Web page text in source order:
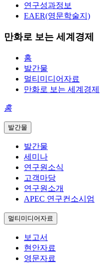
연구성과정보
EAER(영문학술지)
만화로 보는 세계경제
홈
발간물
멀티미디어자료
만화로 보는 세계경제
홈
발간물
발간물
세미나
연구원소식
고객마당
연구원소개
APEC 연구컨소시엄
멀티미디어자료
보고서
현안자료
영문자료